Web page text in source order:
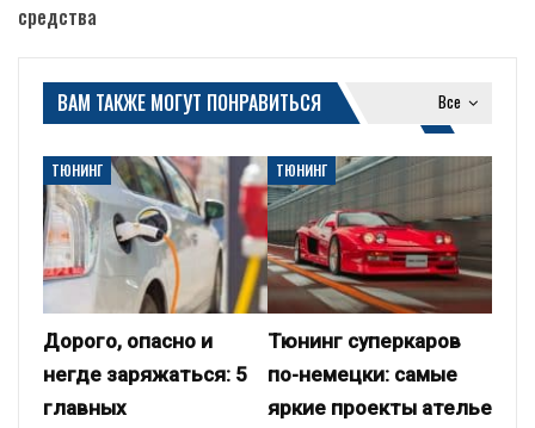
средства
Все
ВАМ ТАКЖЕ МОГУТ ПОНРАВИТЬСЯ
ТЮНИНГ
Дорого, опасно и
негде заряжаться: 5
главных
ТЮНИНГ
Тюнинг суперкаров
по-немецки: самые
яркие проекты ателье